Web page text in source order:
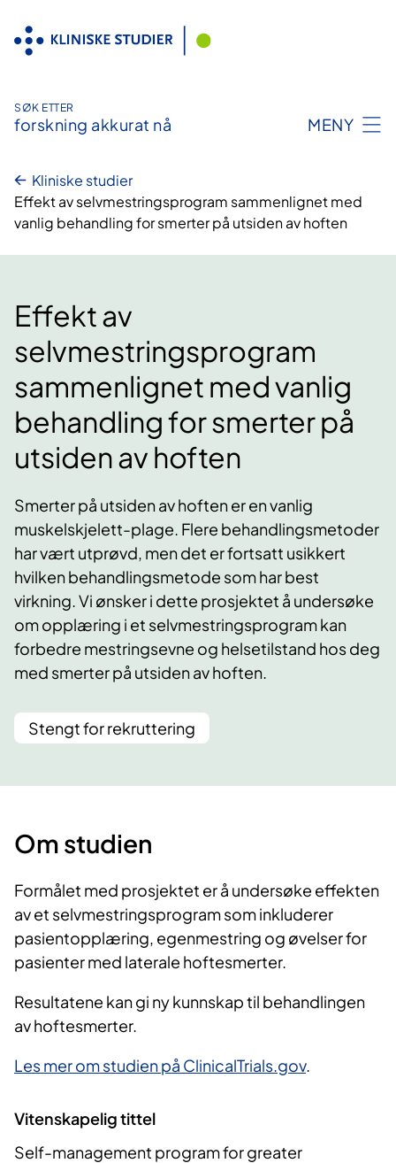
innhold
SØK ETTER
forskning akkurat nå MENY
Kliniske studier
Effekt av selvmestringsprogram sammenlignet med
vanlig behandling for smerter på utsiden av hoften
Effekt av
selvmestringsprogram
sammenlignet med vanlig
behandling for smerter på
utsiden av hoften
Smerter på utsiden av hoften er en vanlig
muskelskjelett-plage. Flere behandlingsmetoder
har vært utprøvd, men det er fortsatt usikkert
hvilken behandlingsmetode som har best
virkning. Vi ønsker i dette prosjektet å undersøke
om opplæring i et selvmestringsprogram kan
forbedre mestringsevne og helsetilstand hos deg
med smerter på utsiden av hoften.
Stengt for rekruttering
Om studien
Formålet med prosjektet er å undersøke effekten
av et selvmestringsprogram som inkluderer
pasientopplæring, egenmestring og øvelser for
pasienter med laterale hoftesmerter.
Resultatene kan gi ny kunnskap til behandlingen
av hoftesmerter.
Les mer om studien på ClinicalTrials.gov.
Vitenskapelig tittel
Self-management program for greater